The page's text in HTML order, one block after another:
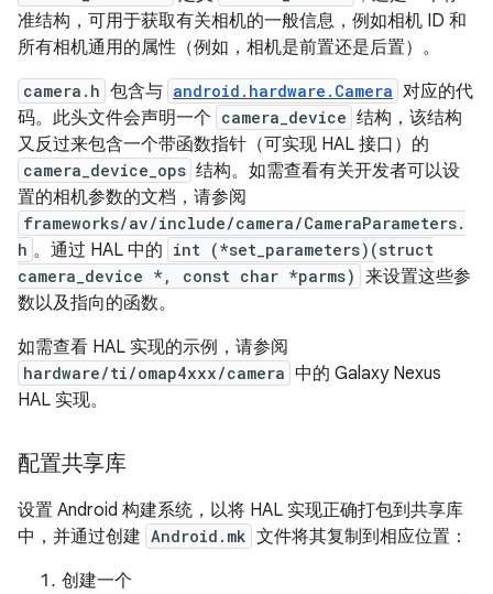
准结构，可用于获取有关相机的一般信息，例如相机 ID 和
所有相机通用的属性（例如，相机是前置还是后置）。
camera.h 包含与 android.hardware.Camera 对应的代
码。此头文件会声明一个 camera_device 结构，该结构
又反过来包含一个带函数指针（可实现 HAL 接口）的
camera_device_ops 结构。如需查看有关开发者可以设
置的相机参数的文档，请参阅
frameworks/av/include/camera/CameraParameters.
h 。通过 HAL 中的 int (*set_parameters)(struct
camera_device *, const char *parms) 来设置这些参
数以及指向的函数。
如需查看 HAL 实现的示例，请参阅
hardware/ti/omap4xxx/camera 中的 Galaxy Nexus
HAL 实现。
配置共享库
设置 Android 构建系统，以将 HAL 实现正确打包到共享库
中，并通过创建 Android.mk 文件将其复制到相应位置：
创建一个